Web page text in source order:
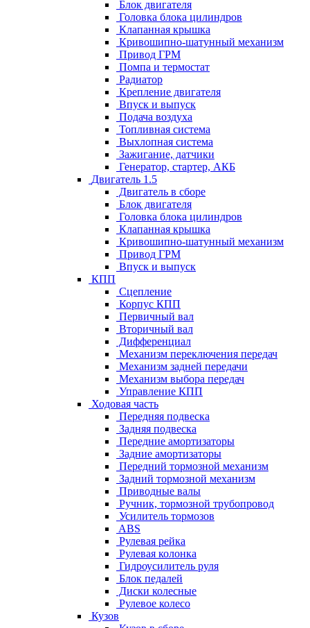
Блок двигателя
Головка блока цилиндров
Клапанная крышка
Кривошипно-шатунный механизм
Привод ГРМ
Помпа и термостат
Радиатор
Крепление двигателя
Впуск и выпуск
Подача воздуха
Топливная система
Выхлопная система
Зажигание, датчики
Генератор, стартер, АКБ
Двигатель 1.5
Двигатель в сборе
Блок двигателя
Головка блока цилиндров
Клапанная крышка
Кривошипно-шатунный механизм
Привод ГРМ
Впуск и выпуск
КПП
Сцепление
Корпус КПП
Первичный вал
Вторичный вал
Дифференциал
Механизм переключения передач
Механизм задней передачи
Механизм выбора передач
Управление КПП
Ходовая часть
Передняя подвеска
Задняя подвеска
Передние амортизаторы
Задние амортизаторы
Передний тормозной механизм
Задний тормозной механизм
Приводные валы
Ручник, тормозной трубопровод
Усилитель тормозов
ABS
Рулевая рейка
Рулевая колонка
Гидроусилитель руля
Блок педалей
Диски колесные
Рулевое колесо
Кузов